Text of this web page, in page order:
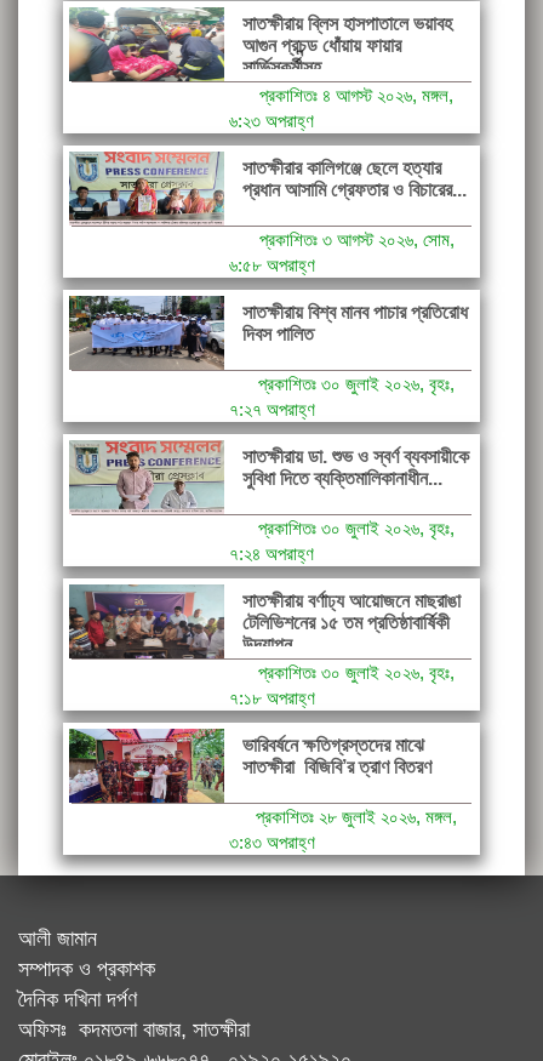
সাতক্ষীরায় ব্লিস হাসপাতালে ভয়াবহ
আগুন প্রচন্ড ধোঁয়ায় ফায়ার
সার্ভিসকর্মীসহ...
প্রকাশিতঃ ৪ আগস্ট ২০২৬, মঙ্গল,
৬:২৩ অপরাহ্ণ
সাতক্ষীরার কালিগঞ্জে ছেলে হত্যার
প্রধান আসামি গ্রেফতার ও বিচারের...
প্রকাশিতঃ ৩ আগস্ট ২০২৬, সোম,
৬:৫৮ অপরাহ্ণ
সাতক্ষীরায় বিশ্ব মানব পাচার প্রতিরোধ
দিবস পালিত
প্রকাশিতঃ ৩০ জুলাই ২০২৬, বৃহঃ,
৭:২৭ অপরাহ্ণ
সাতক্ষীরায় ডা. শুভ ও স্বর্ণ ব্যবসায়ীকে
সুবিধা দিতে ব্যক্তিমালিকানাধীন...
প্রকাশিতঃ ৩০ জুলাই ২০২৬, বৃহঃ,
৭:২৪ অপরাহ্ণ
সাতক্ষীরায় বর্ণাঢ্য আয়োজনে মাছরাঙা
টেলিভিশনের ১৫ তম প্রতিষ্ঠাবার্ষিকী
উদযাপন
প্রকাশিতঃ ৩০ জুলাই ২০২৬, বৃহঃ,
৭:১৮ অপরাহ্ণ
ভারিবর্ষনে ক্ষতিগ্রস্তদের মাঝে
সাতক্ষীরা বিজিবি’র ত্রাণ বিতরণ
প্রকাশিতঃ ২৮ জুলাই ২০২৬, মঙ্গল,
৩:৪৩ অপরাহ্ণ
আলী জামান
সম্পাদক ও প্রকাশক
দৈনিক দখিনা দর্পণ
অফিসঃ কদমতলা বাজার, সাতক্ষীরা